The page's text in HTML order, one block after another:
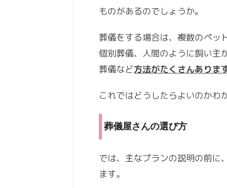
ものがあるのでしょうか。
葬儀をする場合は、複数のペッ
個別葬儀、人間のように飼い主
葬儀など方法がたくさんありま
これではどうしたらよいのかわ
葬儀屋さんの選び方
では、主なプランの説明の前に
ます。